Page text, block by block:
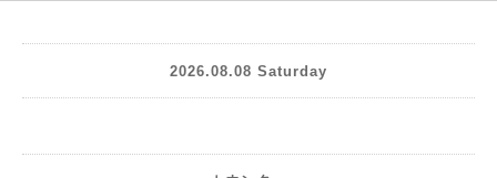
2026.08.08 Saturday